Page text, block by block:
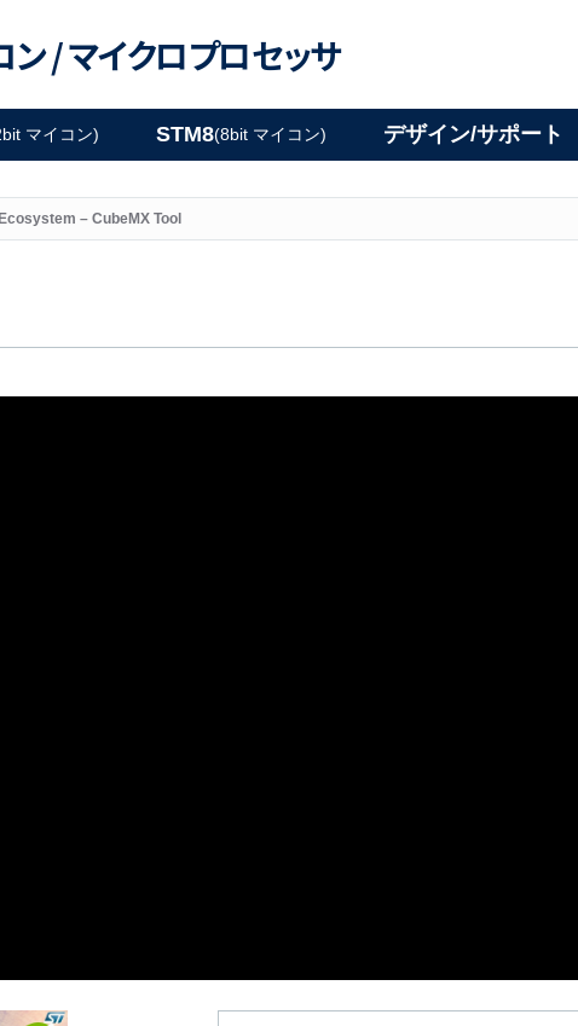
ン /マイクロプロセッサ
マイコン) STM8(8bit マイコン) デザイン/サポート
– CubeMX Tool